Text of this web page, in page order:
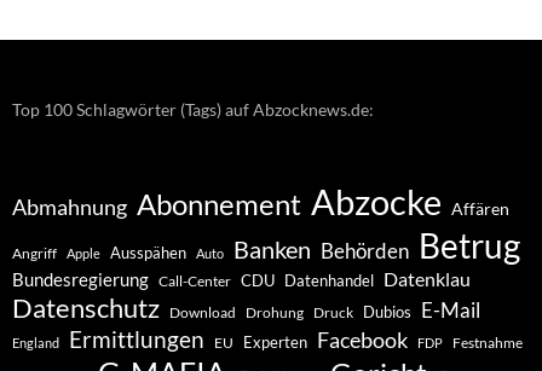
Top 100 Schlagwörter (Tags) auf Abzocknews.de:
Abmahnung Abonnement Abzocke Affären
Angriff Apple Ausspähen Auto Banken Behörden Betrug
Bundesregierung Call-Center CDU Datenhandel Datenklau
Datenschutz Download Drohung Druck Dubios E-Mail
England Ermittlungen EU Experten Facebook FDP Festnahme